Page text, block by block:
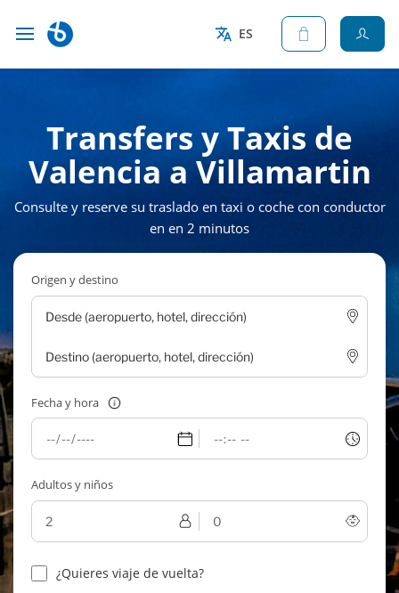
ES
Transfers y Taxis de
Valencia a Villamartin
Consulte y reserve su traslado en taxi o coche con conductor
en en 2 minutos
Origen y destino
Fecha y hora
Adultos y niños
¿Quieres viaje de vuelta?